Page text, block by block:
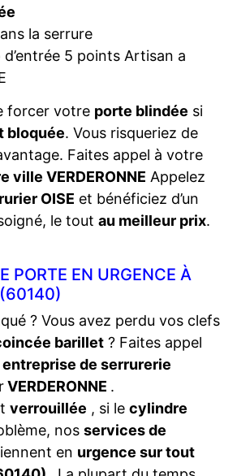
la serrure
d’entrée 5 points Artisan a
forcer votre porte blindée si
bloquée. Vous risqueriez de
Faites appel à votre
ville VERDERONNE Appelez
OISE et bénéficiez d’un
le tout au meilleur prix.
PORTE EN URGENCE À
? Vous avez perdu vos clefs
barillet ? Faites appel
entreprise de serrurerie
VERDERONNE .
verrouillée , si le cylindre
nos services de
en urgence sur tout